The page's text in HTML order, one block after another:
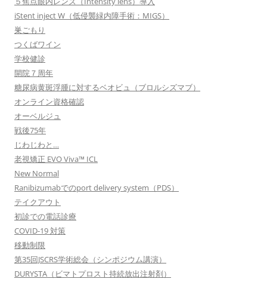
iStent inject W（低侵襲緑内障手術：MIGS）
巣ごもり
つくばワイン
学校健診
開院７周年
糖尿病黄斑浮腫に対するベオビュ（ブロルシズマブ）
オンライン資格確認
オーベルジュ
戦後75年
じわじわと…
老視矯正 EVO Viva™ ICL
New Normal
Ranibizumabでのport delivery system（PDS）
テイクアウト
初診での電話診療
COVID-19 対策
移動制限
第35回JSCRS学術総会（シンポジウム講演）
DURYSTA（ビマトプロスト持続放出注射剤）